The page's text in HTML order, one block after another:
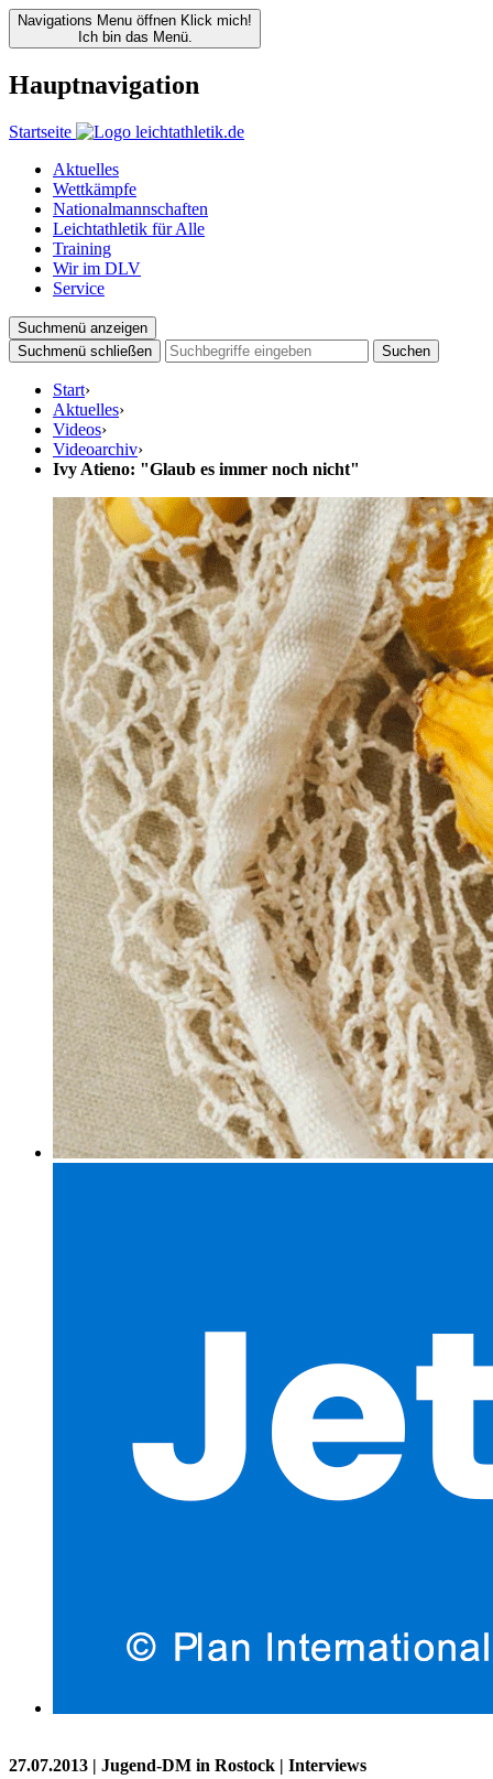
Navigations Menu öffnen Klick mich!
Ich bin das Menü.
Hauptnavigation
Startseite
Aktuelles
Wettkämpfe
Nationalmannschaften
Leichtathletik für Alle
Training
Wir im DLV
Service
Suchmenü anzeigen
Suchmenü schließen
Suchen
Start›
Aktuelles›
Videos›
Videoarchiv›
Ivy Atieno: "Glaub es immer noch nicht"
27.07.2013 | Jugend-DM in Rostock | Interviews